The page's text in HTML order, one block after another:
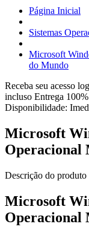
Página Inicial
Sistemas
Microsoft
do Mundo
Receba seu acesso
incluso Entrega
Disponibilidade:
Microsoft
Operacional
Descrição do produto
Microsoft
Operacional